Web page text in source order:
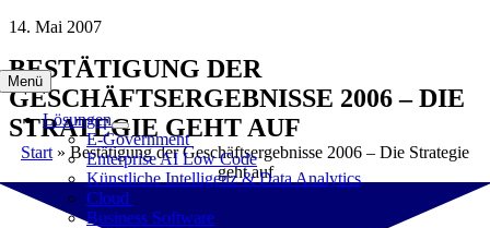
Zum
springen
Menü
Lösungen
E-Government
Enterprise AI Low Code
Künstliche Intelligenz & Data Analytics
Cloud
Business Software
14. Mai 2007
BESTÄTIGUNG DER
GESCHÄFTSERGEBNISSE 2006 – DIE
STRATEGIE GEHT AUF
Start » Bestätigung der Geschäftsergebnisse 2006 – Die Strategie
geht auf